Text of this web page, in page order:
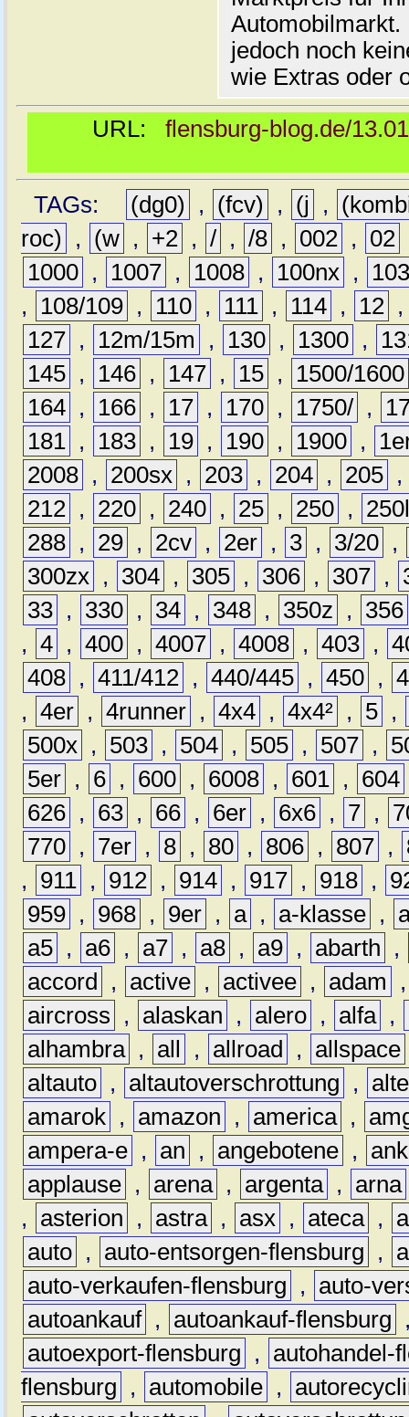
jedoch noch
wie Extras oder
URL: flensburg-blog.de/
TAGs: (dg0) , (fcv) , (j ,
roc)
, (w , +2 , / , /8 , 002 , 02
1000 , 1007 , 1008 , 100nx ,
,
108/109 , 110 , 111 , 114 , 12
127 , 12m/15m , 130 , 1300 ,
145 , 146 , 147 , 15 ,
1500/1600
164 , 166 , 17 , 170 , 1750/ ,
181 , 183 , 19 , 190 , 1900 ,
2008 , 200sx , 203 , 204 , 205 ,
212 , 220 , 240 , 25 , 250 ,
288 , 29 , 2cv , 2er , 3 , 3/20 ,
300zx , 304 , 305 , 306 , 307 ,
33 , 330 , 34 , 348 , 350z ,
356
, 4 , 400 , 4007 , 4008 , 403 ,
408 , 411/412 , 440/445 , 450 ,
, 4er , 4runner , 4x4 , 4x4² , 5 ,
500x , 503 , 504 , 505 , 507 ,
5er , 6 , 600 , 6008 , 601 , 604
626 , 63 , 66 , 6er , 6x6 , 7 ,
770 , 7er , 8 , 80 , 806 , 807 ,
,
911 , 912 , 914 , 917 , 918 ,
959 , 968 , 9er , a , a-klasse ,
a5 , a6 , a7 , a8 , a9 , abarth
,
accord
, active , activee , adam
aircross
, alaskan , alero , alfa ,
alhambra , all , allroad , allspace
altauto , altautoverschrottung ,
amarok , amazon , america ,
ampera-e , an , angebotene ,
applause , arena , argenta , arna
,
asterion , astra , asx , ateca ,
auto , auto-entsorgen-flensburg ,
auto-verkaufen-flensburg
,
auto-
autoankauf , autoankauf-flensburg
autoexport-flensburg
,
autohandel-
flensburg
, automobile ,